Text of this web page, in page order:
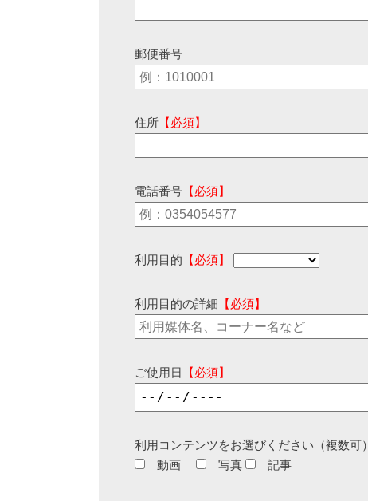
郵便番号
住所 【必須】
電話番号 【必須】
利用目的 【必須】
利用目的の詳細 【必須】
ご使用日 【必須】
利用コンテンツをお選びください（複数可）
動画
写真 記事